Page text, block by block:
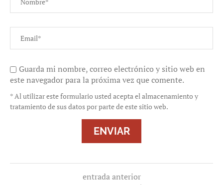
Guarda mi nombre, correo electrónico y sitio web en
este navegador para la próxima vez que comente.
* Al utilizar este formulario usted acepta el almacenamiento y
tratamiento de sus datos por parte de este sitio web.
entrada anterior